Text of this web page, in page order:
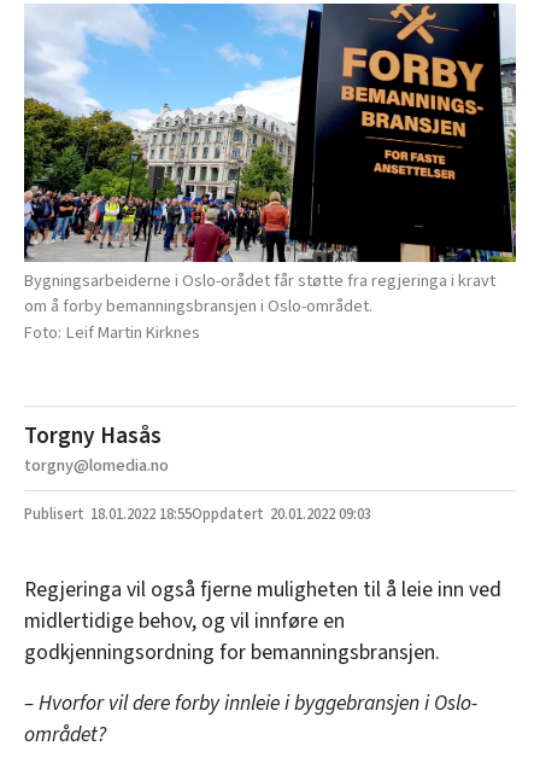
Bygningsarbeiderne i Oslo-orådet får støtte fra regjeringa i kravt
om å forby bemanningsbransjen i Oslo-området.
Leif Martin Kirknes
Torgny Hasås
torgny@lomedia.no
18.01.2022 18:55 20.01.2022 09:03
Regjeringa vil også fjerne muligheten til å leie inn ved
midlertidige behov, og vil innføre en
godkjenningsordning for bemanningsbransjen.
– Hvorfor vil dere forby innleie i byggebransjen i Oslo-
området?